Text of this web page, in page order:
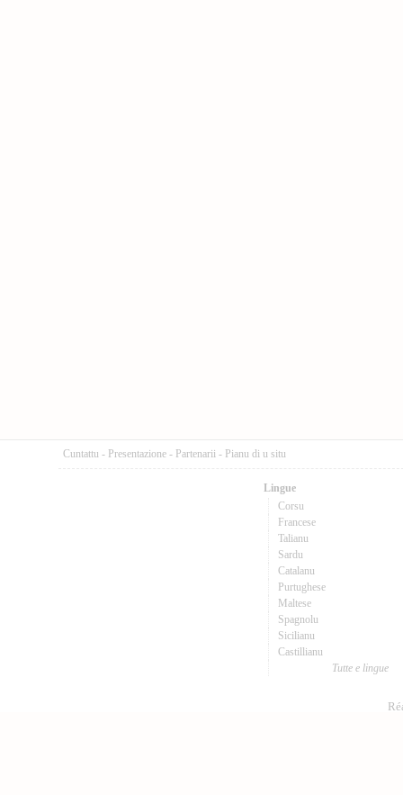
Cuntattu - Presentazione - Partenarii - Pianu di u situ
Lingue
Corsu
Francese
Talianu
Sardu
Catalanu
Purtughese
Maltese
Spagnolu
Sicilianu
Castillianu
Tutte e lingue